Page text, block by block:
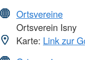
Ortsvereine
Ortsverein Isny
Karte: Link zur